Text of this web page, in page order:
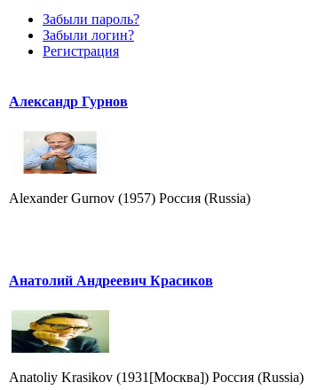
Забыли пароль?
Забыли логин?
Регистрация
Александр Гурнов
Alexander Gurnov (1957) Россия (Russia)
Анатолий Андреевич Красиков
Anatoliy Krasikov (1931[Москва]) Россия (Russia)